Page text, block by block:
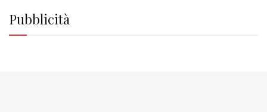
Pubblicità